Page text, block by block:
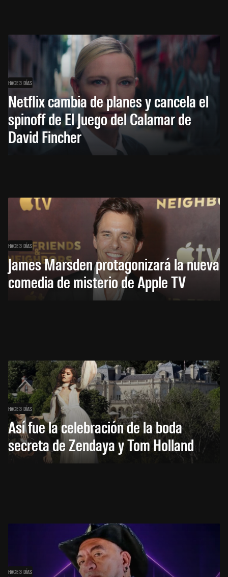
HACE 3 DÍAS
Netflix cambia de planes y cancela el
spinoff de El Juego del Calamar de
David Fincher
HACE 3 DÍAS
James Marsden protagonizará la nueva
comedia de misterio de Apple TV
HACE 3 DÍAS
Así fue la celebración de la boda
secreta de Zendaya y Tom Holland
HACE 3 DÍAS